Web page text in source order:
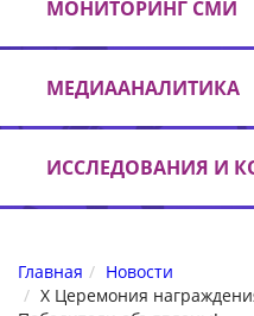
МОНИТОРИНГ СМИ
МЕДИААНАЛИТИКА
ИССЛЕДОВАНИЯ И
Главная
Новости
X Церемония